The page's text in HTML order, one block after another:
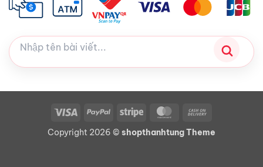
Visa PayPal Stripe MasterCard
Delivery
Copyright 2026 © shopthanhtung Theme